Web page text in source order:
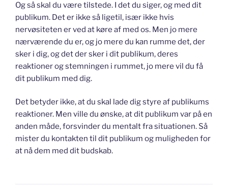
Og så skal du være tilstede. I det du siger, og med dit
publikum. Det er ikke så ligetil, især ikke hvis
nervøsiteten er ved at køre af med os. Men jo mere
nærværende du er, og jo mere du kan rumme det, der
sker i dig, og det der sker i dit publikum, deres
reaktioner og stemningen i rummet, jo mere vil du få
dit publikum med dig.
Det betyder ikke, at du skal lade dig styre af publikums
reaktioner. Men ville du ønske, at dit publikum var på en
anden måde, forsvinder du mentalt fra situationen. Så
mister du kontakten til dit publikum og muligheden for
at nå dem med dit budskab.